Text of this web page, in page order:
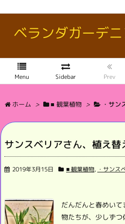
ベランダガーデ
Menu Sidebar Prev
ホーム > ■ 観葉植物 > ・サン
サンスベリアさん、植え替
2019年3月15日 ■ 観葉植物, ・サンス
だんだんと春めいて
物たちが、 少しずつ